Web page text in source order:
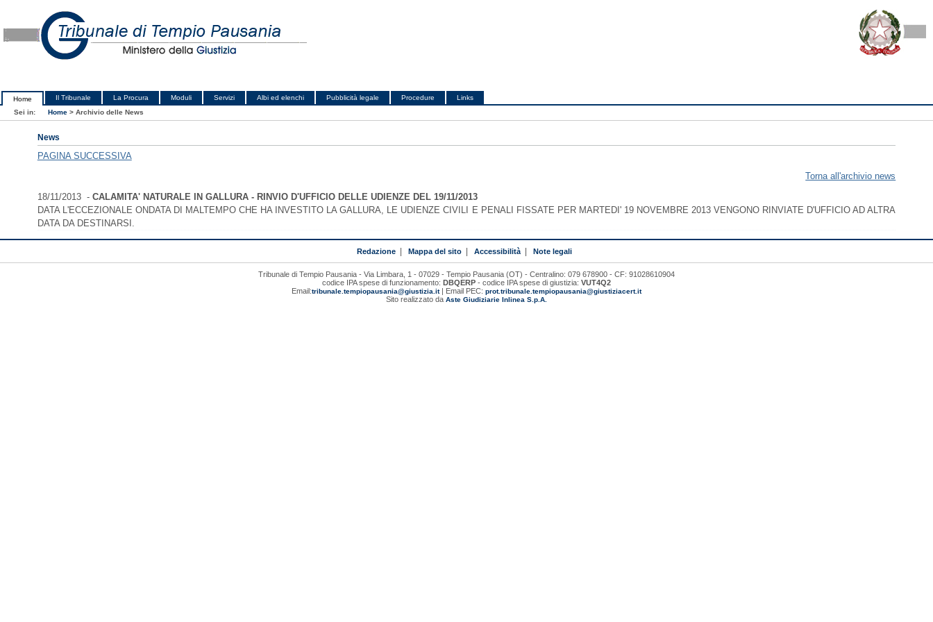
Home Il Tribunale La Procura Moduli Servizi Albi ed elenchi Pubblicità legale Procedure
Links
Sei in:
Home > Archivio delle News
News
PAGINA SUCCESSIVA
Torna all'archivio news
18/11/2013 - CALAMITA' NATURALE IN GALLURA - RINVIO D'UFFICIO DELLE UDIENZE DEL 19/11/2013
DATA L'ECCEZIONALE ONDATA DI MALTEMPO CHE HA INVESTITO LA GALLURA, LE UDIENZE CIVILI E PENALI FISSATE PER MARTEDI' 19 NOVEMBRE 2013 VENGONO RINVIATE D'UFFICIO AD ALTRA
DATA DA DESTINARSI.
Redazione Mappa del sito Accessibilità Note legali
Tribunale di Tempio Pausania - Via Limbara, 1 - 07029 - Tempio Pausania (OT) - Centralino: 079 678900 - CF: 91028610904
codice IPA spese di funzionamento: DBQERP - codice IPA spese di giustizia: VUT4Q2
Email:tribunale.tempiopausania@giustizia.it| Email PEC: prot.tribunale.tempiopausania@giustiziacert.it
Sito realizzato da Aste Giudiziarie Inlinea S.p.A.